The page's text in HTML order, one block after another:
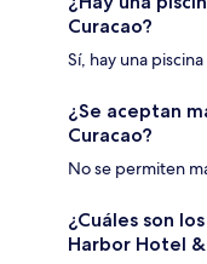
Curacao?
Sí, hay una
¿Se aceptan
Curacao?
No se permiten
¿Cuáles son
Harbor Hotel